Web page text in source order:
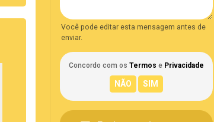
Você pode editar esta mensagem antes de
enviar.
Concordo com os Termos e Privacidade